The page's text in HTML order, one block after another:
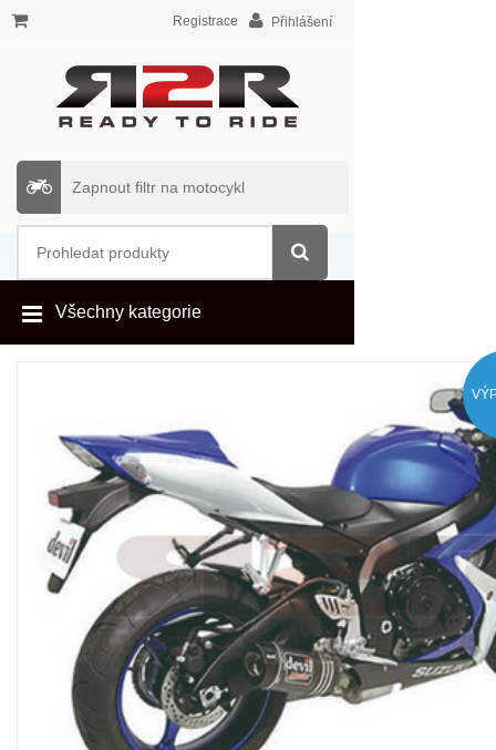
Přihlášení
Registrace
Zapnout filtr na motocykl
Všechny kategorie